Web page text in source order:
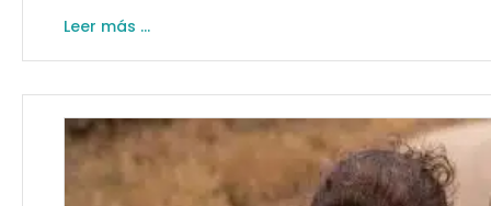
Leer más ...